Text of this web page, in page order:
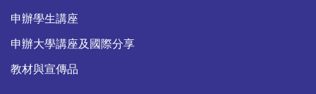
申辦學生講座
申辦大學講座及國際分享
教材與宣傳品